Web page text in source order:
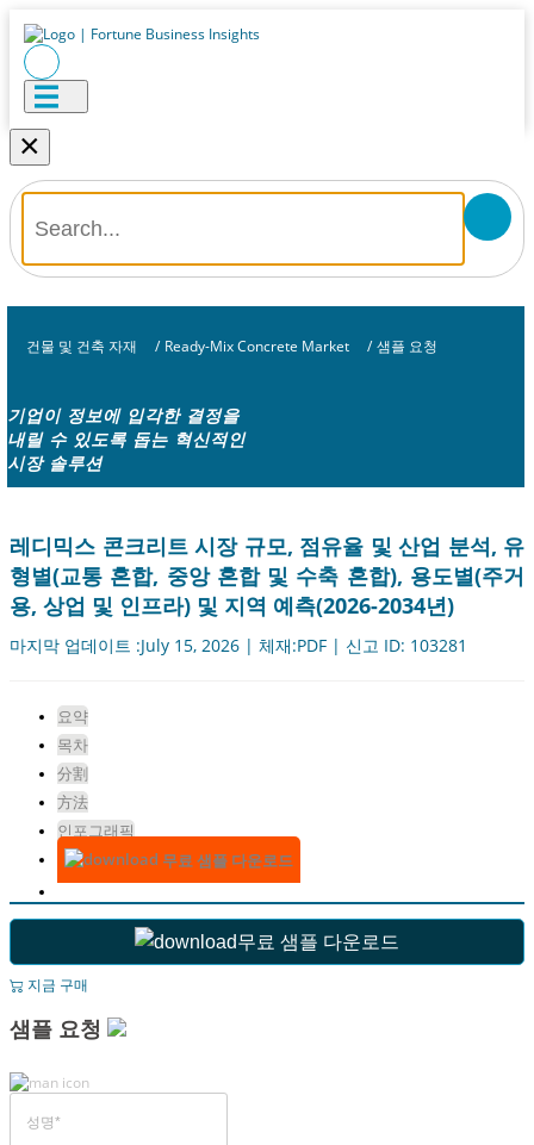
×
건물 및 건축 자재 / Ready-Mix Concrete Market / 샘플 요청
기업이 정보에 입각한 결정을
내릴 수 있도록 돕는 혁신적인
시장 솔루션
레디믹스 콘크리트 시장 규모, 점유율 및 산업 분석, 유
형별(교통 혼합, 중앙 혼합 및 수축 혼합), 용도별(주거
용, 상업 및 인프라) 및 지역 예측(2026-2034년)
마지막 업데이트 :July 15, 2026 | 체재:PDF | 신고 ID: 103281
요약
목차
分割
方法
인포그래픽
무료 샘플 다운로드
무료 샘플 다운로드
지금 구매
샘플 요청